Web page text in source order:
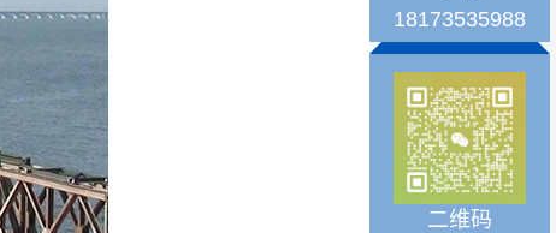
18173535988
二维码